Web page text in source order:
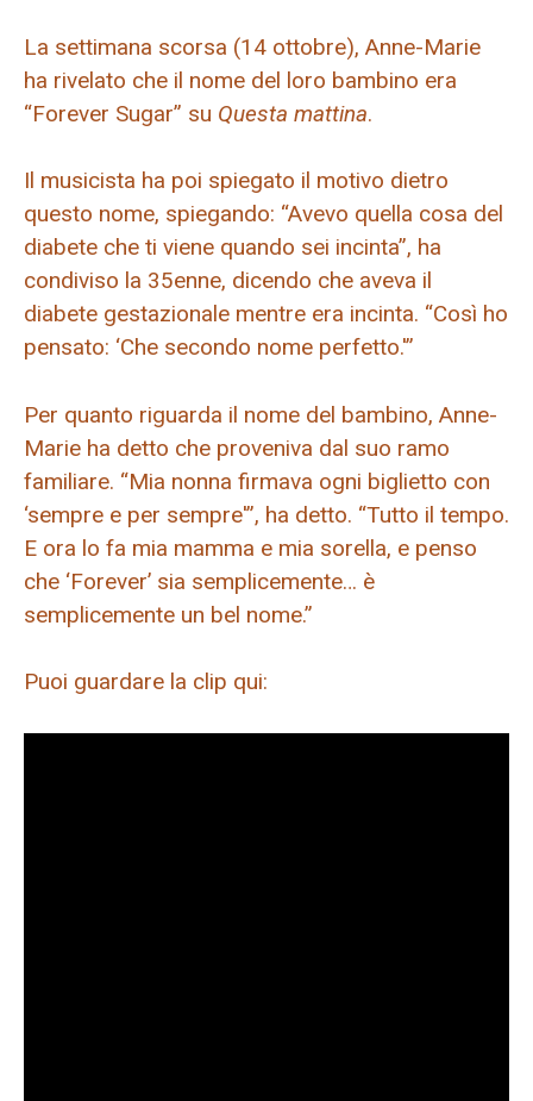
La settimana scorsa (14 ottobre), Anne-Marie
ha rivelato che il nome del loro bambino era
“Forever Sugar” su Questa mattina.
Il musicista ha poi spiegato il motivo dietro
questo nome, spiegando: “Avevo quella cosa del
diabete che ti viene quando sei incinta”, ha
condiviso la 35enne, dicendo che aveva il
diabete gestazionale mentre era incinta. “Così ho
pensato: ‘Che secondo nome perfetto.'”
Per quanto riguarda il nome del bambino, Anne-
Marie ha detto che proveniva dal suo ramo
familiare. “Mia nonna firmava ogni biglietto con
‘sempre e per sempre'”, ha detto. “Tutto il tempo.
E ora lo fa mia mamma e mia sorella, e penso
che ‘Forever’ sia semplicemente… è
semplicemente un bel nome.”
Puoi guardare la clip qui: